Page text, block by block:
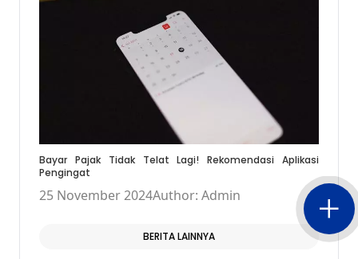
Bayar Pajak Tidak Telat Lagi! Rekomendasi Aplikasi
Pengingat
25 November 2024Author: Admin
BERITA LAINNYA